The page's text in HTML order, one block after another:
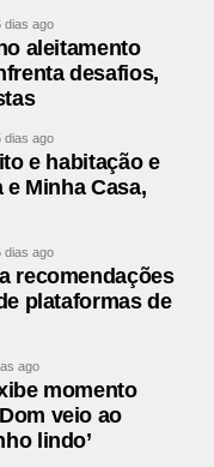
Largo – 1º vice-
Rio Grande –
secretária
– Piraquara –
Pinhais –
– membro
membro
dias ago
aleitamento
desafios,
dias ago
e habitação e
Minha Casa,
dias ago
recomendações
plataformas de
ago
momento
veio ao
lindo’